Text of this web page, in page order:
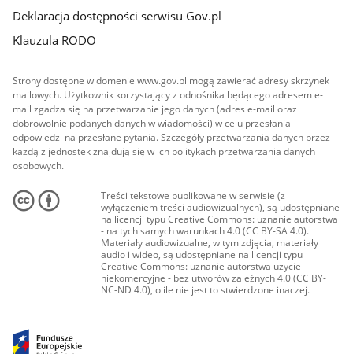
Deklaracja dostępności serwisu Gov.pl
Klauzula RODO
Strony dostępne w domenie www.gov.pl mogą zawierać adresy skrzynek
mailowych. Użytkownik korzystający z odnośnika będącego adresem e-
mail zgadza się na przetwarzanie jego danych (adres e-mail oraz
dobrowolnie podanych danych w wiadomości) w celu przesłania
odpowiedzi na przesłane pytania. Szczegóły przetwarzania danych przez
każdą z jednostek znajdują się w ich politykach przetwarzania danych
osobowych.
Treści tekstowe publikowane w serwisie (z
wyłączeniem treści audiowizualnych), są udostępniane
na licencji typu Creative Commons: uznanie autorstwa
- na tych samych warunkach 4.0 (CC BY-SA 4.0).
Materiały audiowizualne, w tym zdjęcia, materiały
audio i wideo, są udostępniane na licencji typu
Creative Commons: uznanie autorstwa użycie
niekomercyjne - bez utworów zależnych 4.0 (CC BY-
NC-ND 4.0), o ile nie jest to stwierdzone inaczej.